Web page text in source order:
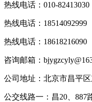
热线电话：010-82413030
热线电话：18514092999
热线电话：18618216090
咨询邮箱：
公司地址：北京市昌平
公交线路一：昌20、887